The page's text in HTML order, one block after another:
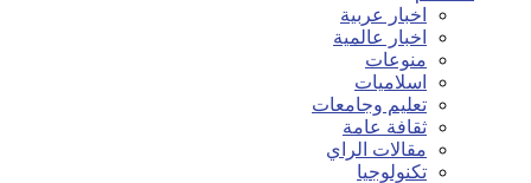
اخبار عربية
اخبار عالمية
منوعات
اسلاميات
تعليم وجامعات
ثقافة عامة
مقالات الراي
تكنولوجيا